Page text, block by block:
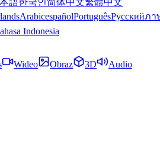
語한국인简体中文繁體中文
ArabicespañolPortuguêsРусскийภา
Indonesia
Wideo Obraz 3D Audio